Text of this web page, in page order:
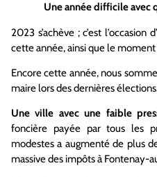
Une année difficile avec
2023 s’achève ; c’est
cette année, ainsi que le moment
Encore cette année, nous
maire lors des dernières
Une ville avec une faible
foncière payée par tous les
modestes a augmenté de plus
massive des impôts à Fontenay-